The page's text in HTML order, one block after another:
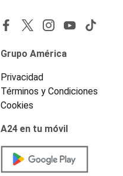
Grupo América
Privacidad
Términos y Condiciones
Cookies
A24 en tu móvil